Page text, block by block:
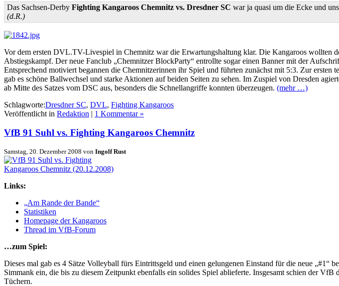
Das Sachsen-Derby Fighting Kangaroos Chemnitz vs. Dresdner SC war ja quasi um die Ecke und
(d.R.)
Vor dem ersten DVL.TV-Livespiel in Chemnitz war die Erwartungshaltung klar. Die Kangaroos wollten
Abstiegskampf. Der neue Fanclub „Chemnitzer BlockParty“ entrollte sogar einen Banner mit der
Entsprechend motiviert begannen die Chemnitzerinnen ihr Spiel und führten zunächst mit 5:3. Zur
gab es schöne Ballwechsel und starke Aktionen auf beiden Seiten zu sehen. Im Zuspiel von Dresden
ab Mitte des Satzes vom DSC aus, besonders die Schnellangriffe konnten überzeugen. (mehr …)
Schlagworte:Dresdner SC, DVL, Fighting Kangaroos
Veröffentlicht in Redaktion | 1 Kommentar »
VfB 91 Suhl vs. Fighting Kangaroos Chemnitz
Samstag, 20. Dezember 2008 von Ingolf Rust
Links:
Am Rande der Bande
Statistiken
Homepage der Kangaroos
Thread im VfB-Forum
…zum Spiel:
Dieses mal gab es 4 Sätze Volleyball fürs Eintrittsgeld und einen gelungenen Einstand für die neue
Simmank ein, die bis zu diesem Zeitpunkt ebenfalls ein solides Spiel ablieferte. Insgesamt schien der
Tüchern.